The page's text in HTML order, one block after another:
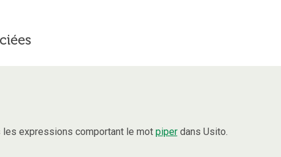
les expressions comportant le mot piperdans Usito.